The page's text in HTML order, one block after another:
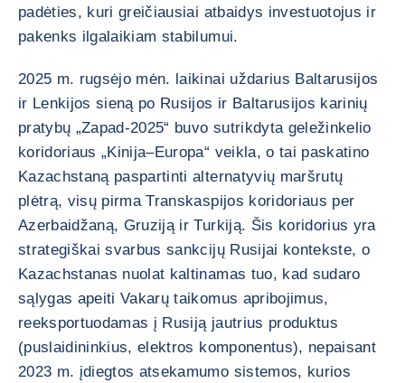
padėties, kuri greičiausiai atbaidys investuotojus ir
pakenks ilgalaikiam stabilumui.
2025 m. rugsėjo mėn. laikinai uždarius Baltarusijos
ir Lenkijos sieną po Rusijos ir Baltarusijos karinių
pratybų „Zapad-2025“ buvo sutrikdyta geležinkelio
koridoriaus „Kinija–Europa“ veikla, o tai paskatino
Kazachstaną paspartinti alternatyvių maršrutų
plėtrą, visų pirma Transkaspijos koridoriaus per
Azerbaidžaną, Gruziją ir Turkiją. Šis koridorius yra
strategiškai svarbus sankcijų Rusijai kontekste, o
Kazachstanas nuolat kaltinamas tuo, kad sudaro
sąlygas apeiti Vakarų taikomus apribojimus,
reeksportuodamas į Rusiją jautrius produktus
(puslaidininkius, elektros komponentus), nepaisant
2023 m. įdiegtos atsekamumo sistemos, kurios